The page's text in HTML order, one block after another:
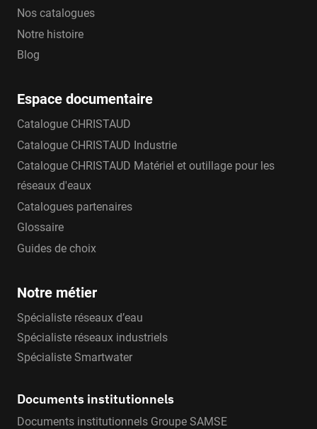
Nos catalogues
Notre histoire
Blog
Espace documentaire
Catalogue CHRISTAUD
Catalogue CHRISTAUD Industrie
Catalogue CHRISTAUD Matériel et outillage pour les
réseaux d'eaux
Catalogues partenaires
Glossaire
Guides de choix
Notre métier
Spécialiste réseaux d’eau
Spécialiste réseaux industriels
Spécialiste Smartwater
Documents institutionnels
Documents institutionnels Groupe SAMSE